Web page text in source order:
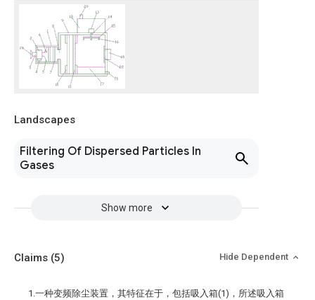
Landscapes
Filtering Of Dispersed Particles In
Gases
Show more
Claims (5) Hide Dependent
1.一种变频除尘装置，其特征在于，包括吸入箱(1)，所述吸入箱